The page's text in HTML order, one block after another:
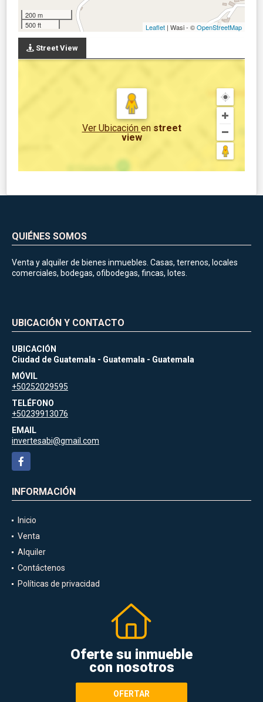
200 m
500 ft
Leaflet | Wasi - ©OpenStreetMap
Street View
Ver Ubicación en street
view
QUIÉNES SOMOS
Venta y alquiler de bienes inmuebles. Casas, terrenos, locales
comerciales, bodegas, ofibodegas, fincas, lotes.
UBICACIÓN Y CONTACTO
UBICACIÓN
Ciudad de Guatemala - Guatemala - Guatemala
MÓVIL
+50252029595
TELÉFONO
+50239913076
EMAIL
invertesabi@gmail.com
Facebook
INFORMACIÓN
Inicio
Venta
Alquiler
Contáctenos
Políticas de privacidad
Oferte su inmueble
con nosotros
OFERTAR